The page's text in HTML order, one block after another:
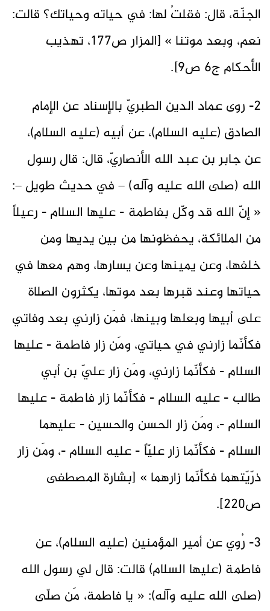
الجنّة، قال: فقلتُ لها: في حياته وحياتك؟ قالت:
نعم، وبعد موتنا » [المزار ص177، تهذيب
الأحكام ج6 ص9].
2- روى عماد الدين الطبريّ بالإسناد عن الإمام
الصادق (عليه السلام)، عن أبيه (عليه السلام)،
عن جابر بن عبد الله الأنصاريّ، قال: قال رسول
الله (صلى الله عليه وآله) – في حديث طويل –:
« إنّ الله قد وكّل بفاطمة - عليها السلام - رعيلاً
من الملائكة، يحفظونها من بين يديها ومن
خلفها، وعن يمينها وعن يسارها، وهم معها في
حياتها وعند قبرها بعد موتها، يكثرون الصلاة
على أبيها وبعلها وبينها، فمَن زارني بعد وفاتي
فكأنّما زارني في حياتي، ومَن زار فاطمة - عليها
السلام - فكأنّما زارني، ومَن زار عليّ بن أبي
طالب - عليه السلام - فكأنّما زار فاطمة - عليها
السلام -، ومَن زار الحسن والحسين - عليهما
السلام - فكأنّما زار عليّاً - عليه السلام -، ومَن زار
ذرّيّتهما فكأنّما زارهما » [بشارة المصطفى
ص220].
3- رُوي عن أمير المؤمنين (عليه السلام)، عن
فاطمة (عليها السلام) قالت: قال لي رسول الله
(صلى الله عليه وآله): « يا فاطمة، مَن صلّى